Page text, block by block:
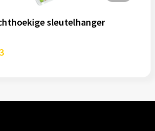
sleutelhanger